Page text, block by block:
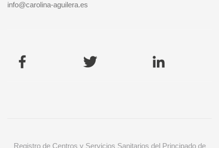
info@carolina-aguilera.es
Registro de Centros y Servicios Sanitarios del Principado de